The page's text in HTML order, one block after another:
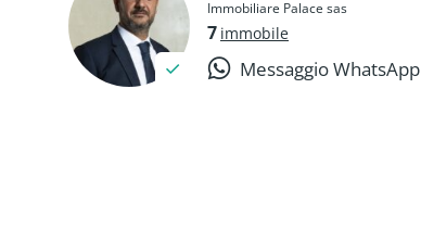
Immobiliare Palace sas
7 immobile
Messaggio WhatsApp